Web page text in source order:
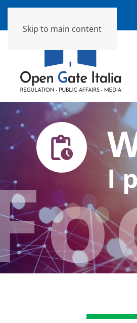
Skip to main content
I